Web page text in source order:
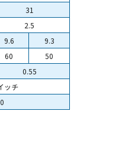
31
2.5
9.6
9.3
60
50
0.55
ッチ